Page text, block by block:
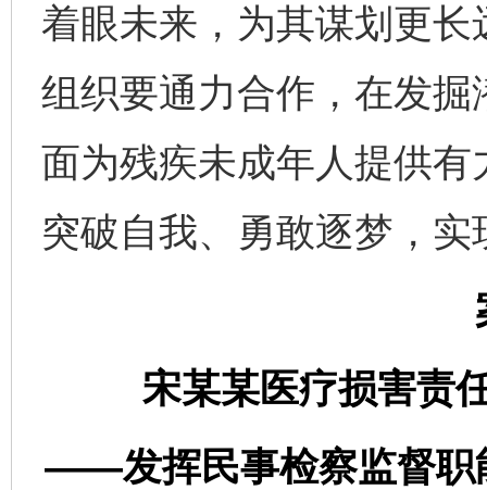
着眼未来，为其谋划更
组织要通力合作，在发
面为残疾未成年人提供
突破自我、勇敢逐梦，实
宋某某医疗损害责
——发挥民事检察监督职